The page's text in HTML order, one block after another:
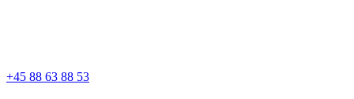
+45 88 63 88 53